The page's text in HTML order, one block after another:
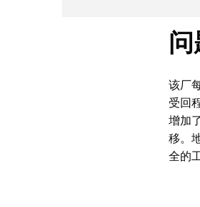
该厂
受回
增加
移。
全的